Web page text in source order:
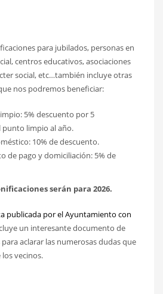
para jubilados, personas en
centros educativos, asociaciones
social, etc…también incluye otras
nos podremos beneficiar:
5% descuento por 5
punto limpio al año.
10% de descuento.
de pago y domiciliación: 5% de
serán para 2026.
publicada por el Ayuntamiento con
un interesante documento de
para aclarar las numerosas dudas que
vecinos.